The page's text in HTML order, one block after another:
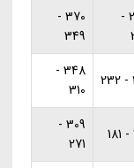
233 -
370 -
349
348 -
310
309 -
271